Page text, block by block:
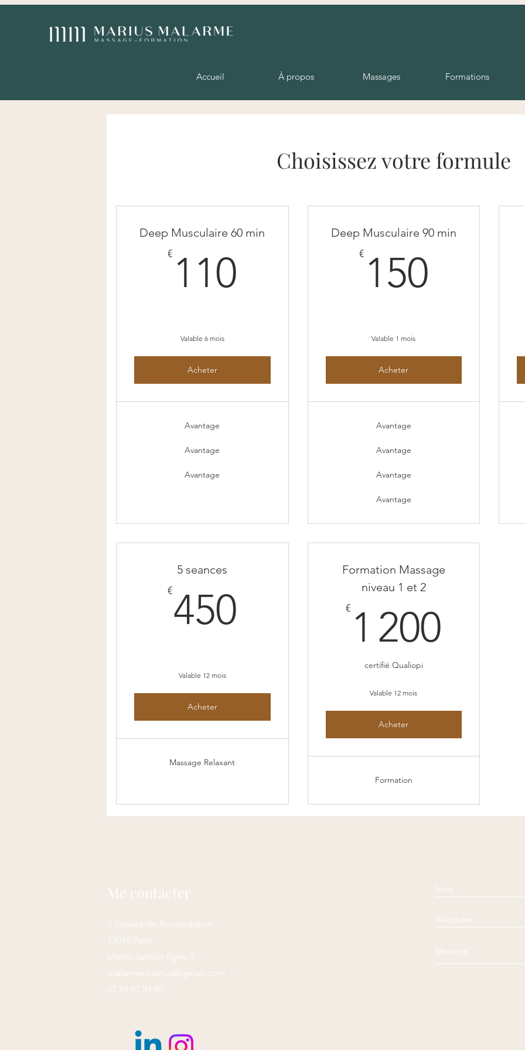
Accueil À propos Massages Formations
Choisissez votre formule
Deep Musculaire 60 min
€ 110
Valable 6 mois
Acheter
Avantage
Avantage
Avantage
Deep Musculaire 90 min
€ 150
Valable 1 mois
Acheter
Avantage
Avantage
Avantage
Avantage
5 seances
€450
Valable 12 mois
Acheter
Massage Relaxant
Formation Massage
niveau 1 et 2
€ 1 200
certifié Qualiopi
Valable 12 mois
Acheter
Formation
Me contacter
2 Square de Rocamadour
75016 Paris
Métro Jasmin ligne 9
malarme.marius@gmail.com
07 79 97 51 95